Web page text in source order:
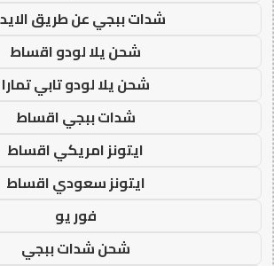
شدات ببجي عن طريق
شحن يلا لودو اقساط
شحن يلا لودو تابي تمارا
شدات ببجي اقساط
ايتونز امريكي اقساط
ايتونز سعودي اقساط
فور يو
شحن شدات ببجي